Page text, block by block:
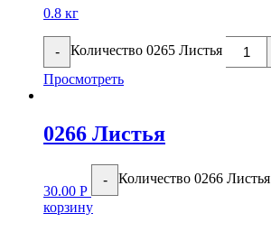
0.8 кг
- Количество 0265 Листья
Просмотреть
0266 Листья
30.00 Р
- Количество 0266 Листья
корзину